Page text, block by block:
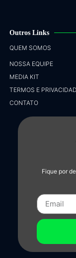
Outros Links
QUEM SOMOS
NOSSA EQUIPE
MEDIA KIT
TERMOS E
CONTATO
Fique por